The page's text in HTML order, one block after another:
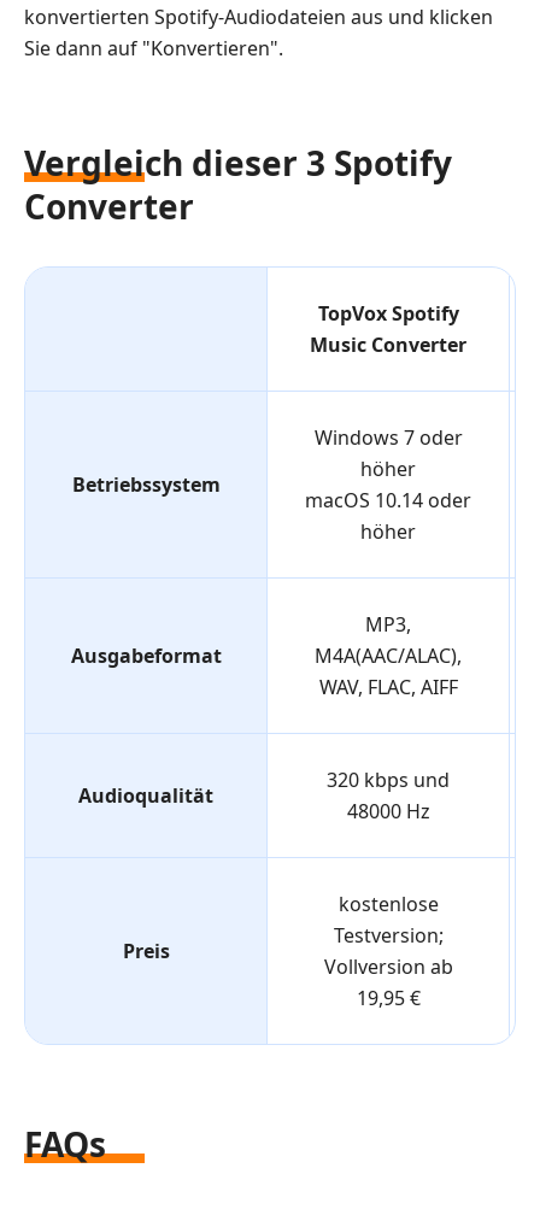
konvertierten Spotify-Audiodateien aus und klicken
Sie dann auf "Konvertieren".
Vergleich dieser 3 Spotify
Converter
TopVox Spotify
Music Converter
Betriebssystem
Windows 7 oder
höher
macOS 10.14 oder
höher
Ausgabeformat
MP3,
M4A(AAC/ALAC),
WAV, FLAC, AIFF
Audioqualität
320 kbps und
48000 Hz
Preis
kostenlose
Testversion;
Vollversion ab
19,95 €
FAQs